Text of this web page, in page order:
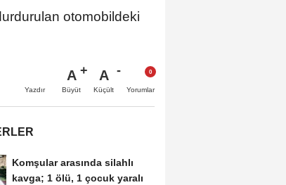
otomobildeki
Yazdır
A
Büyüt
A
Küçült Yorumlar
Komşular arasında silahlı
kavga; 1 ölü, 1 çocuk yaralı